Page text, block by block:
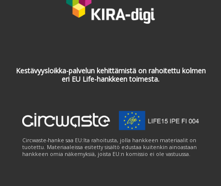
Kestävyysloikka-palvelun kehittämistä on rahoitettu kolmen
eri EU Life-hankkeen toimesta.
Circwaste-hanke saa EU:lta rahoitusta, jolla hankkeen materiaalit on
tuotettu. Materiaaleissa esitetty sisältö edustaa kuitenkin ainoastaan
hankkeen omia näkemyksiä, joista EU:n komissio ei ole vastuussa.